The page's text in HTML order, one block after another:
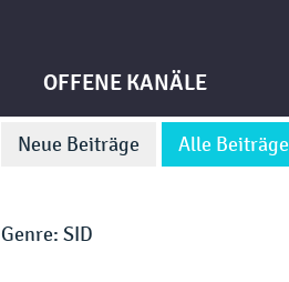
OFFENE KANÄLE
Neue Beiträge Alle Beiträge
Genre: SID